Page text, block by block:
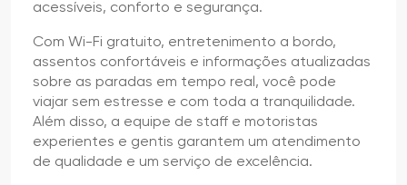
acessíveis, conforto e segurança.
Com Wi-Fi gratuito, entretenimento a bordo,
assentos confortáveis e informações atualizadas
sobre as paradas em tempo real, você pode
viajar sem estresse e com toda a tranquilidade.
Além disso, a equipe de staff e motoristas
experientes e gentis garantem um atendimento
de qualidade e um serviço de excelência.